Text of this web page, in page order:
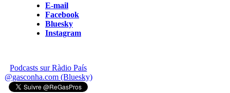
E-mail
Facebook
Bluesky
Instagram
Podcasts sur Ràdio País
@gasconha.com (Bluesky)